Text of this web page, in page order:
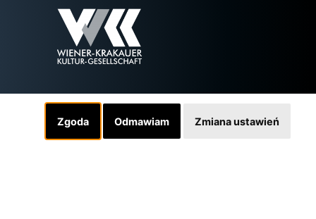
Zgoda Odmawiam Zmiana ustawień